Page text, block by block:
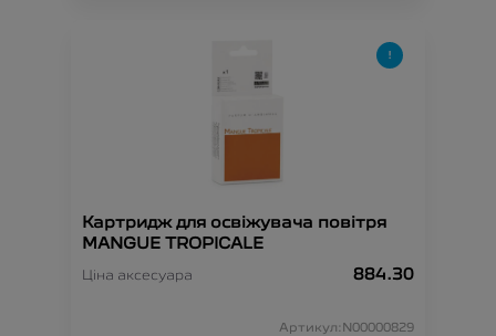
Картридж для освіжувача повітря
MANGUE TROPICALE
Ціна аксесуара 884.30
Артикул:N00000829